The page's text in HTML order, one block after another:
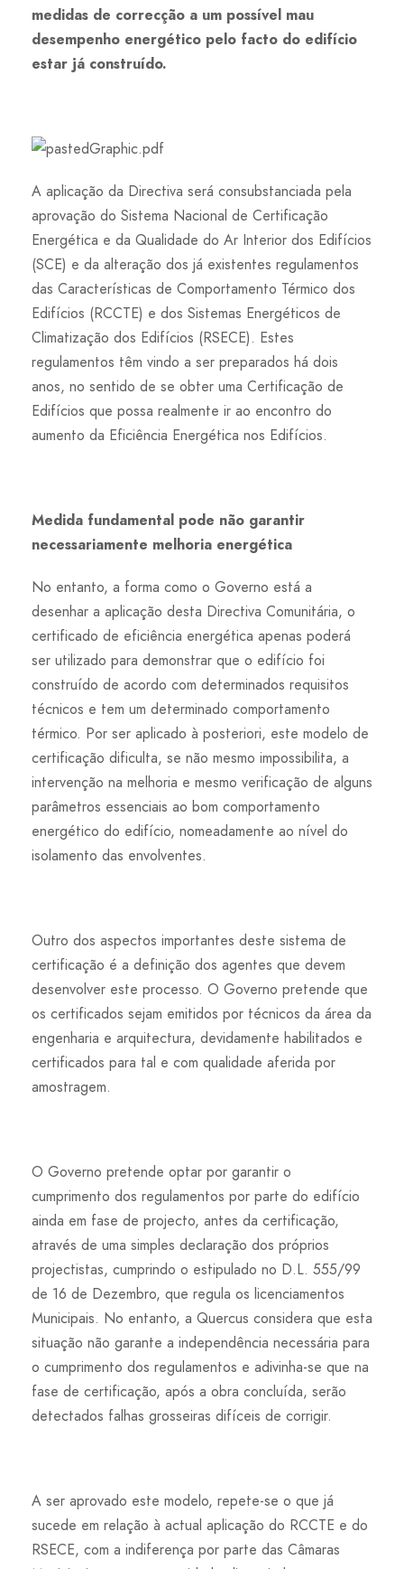
medidas de correcção a um possível mau
desempenho energético pelo facto do edifício
estar já construído.
A aplicação da Directiva será consubstanciada pela
aprovação do Sistema Nacional de Certificação
Energética e da Qualidade do Ar Interior dos Edifícios
(SCE) e da alteração dos já existentes regulamentos
das Características de Comportamento Térmico dos
Edifícios (RCCTE) e dos Sistemas Energéticos de
Climatização dos Edifícios (RSECE). Estes
regulamentos têm vindo a ser preparados há dois
anos, no sentido de se obter uma Certificação de
Edifícios que possa realmente ir ao encontro do
aumento da Eficiência Energética nos Edifícios.
Medida fundamental pode não garantir
necessariamente melhoria energética
No entanto, a forma como o Governo está a
desenhar a aplicação desta Directiva Comunitária, o
certificado de eficiência energética apenas poderá
ser utilizado para demonstrar que o edifício foi
construído de acordo com determinados requisitos
técnicos e tem um determinado comportamento
térmico. Por ser aplicado à posteriori, este modelo de
certificação dificulta, se não mesmo impossibilita, a
intervenção na melhoria e mesmo verificação de alguns
parâmetros essenciais ao bom comportamento
energético do edifício, nomeadamente ao nível do
isolamento das envolventes.
Outro dos aspectos importantes deste sistema de
certificação é a definição dos agentes que devem
desenvolver este processo. O Governo pretende que
os certificados sejam emitidos por técnicos da área da
engenharia e arquitectura, devidamente habilitados e
certificados para tal e com qualidade aferida por
amostragem.
O Governo pretende optar por garantir o
cumprimento dos regulamentos por parte do edifício
ainda em fase de projecto, antes da certificação,
através de uma simples declaração dos próprios
projectistas, cumprindo o estipulado no D.L. 555/99
de 16 de Dezembro, que regula os licenciamentos
Municipais. No entanto, a Quercus considera que esta
situação não garante a independência necessária para
o cumprimento dos regulamentos e adivinha-se que na
fase de certificação, após a obra concluída, serão
detectados falhas grosseiras difíceis de corrigir.
A ser aprovado este modelo, repete-se o que já
sucede em relação à actual aplicação do RCCTE e do
RSECE, com a indiferença por parte das Câmaras